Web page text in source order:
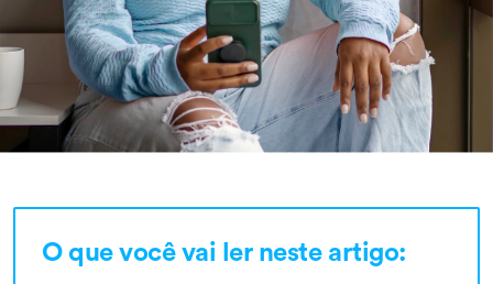
O que você vai ler neste artigo: